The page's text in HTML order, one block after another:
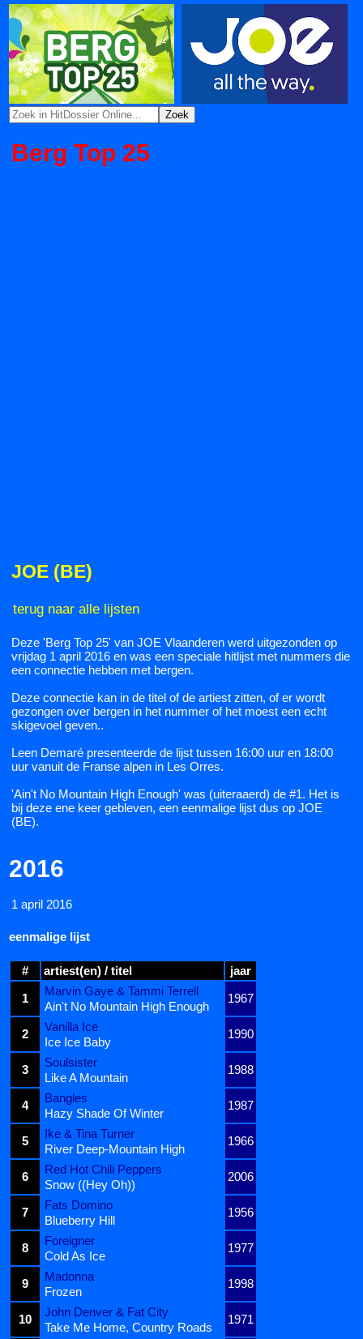
Berg Top 25
JOE (BE)
terug naar alle lijsten
Deze 'Berg Top 25' van JOE Vlaanderen werd uitgezonden op
vrijdag 1 april 2016 en was een speciale hitlijst met nummers die
een connectie hebben met bergen.
Deze connectie kan in de titel of de artiest zitten, of er wordt
gezongen over bergen in het nummer of het moest een echt
skigevoel geven..
Leen Demaré presenteerde de lijst tussen 16:00 uur en 18:00
uur vanuit de Franse alpen in Les Orres.
'Ain't No Mountain High Enough' was (uiteraaerd) de #1. Het is
bij deze ene keer gebleven, een eenmalige lijst dus op JOE
(BE).
2016
1 april 2016
eenmalige lijst
# artiest(en) / titel
jaar
1
Marvin Gaye & Tammi Terrell
1967
Ain't No Mountain High Enough
2
Vanilla Ice
1990
Ice Ice Baby
3
Soulsister
1988
Like A Mountain
4
Bangles
1987
Hazy Shade Of Winter
5
Ike & Tina Turner
1966
River Deep-Mountain High
6
Red Hot Chili Peppers
2006
Snow ((Hey Oh))
7
Fats Domino
1956
Blueberry Hill
8
Foreigner
1977
Cold As Ice
9
Madonna
1998
Frozen
10
John Denver & Fat City
1971
Take Me Home, Country Roads